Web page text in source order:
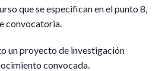
que se especifican en el punto 8,
convocatoria.
un proyecto de investigación
convocada.